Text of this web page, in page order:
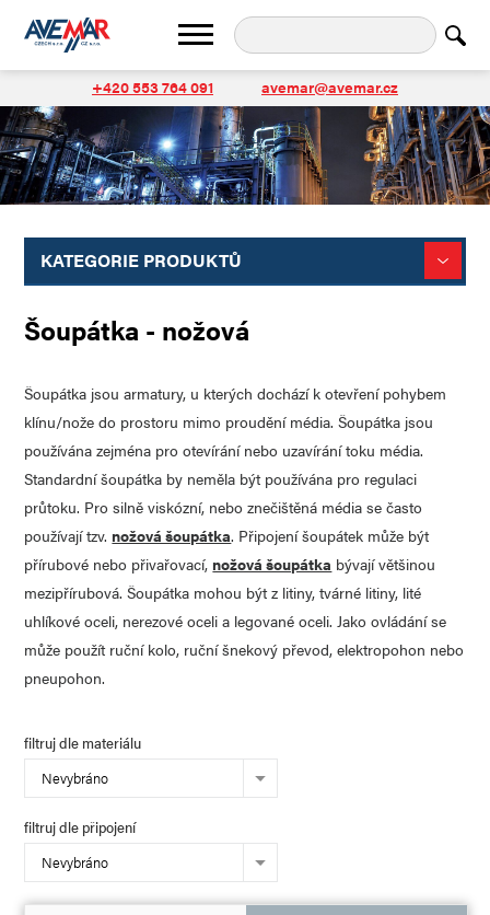
+420 553 764 091 avemar@avemar.cz
KATEGORIE PRODUKTŮ
Šoupátka - nožová
Šoupátka jsou armatury, u kterých dochází k otevření pohybem
klínu/nože do prostoru mimo proudění média. Šoupátka jsou
používána zejména pro otevírání nebo uzavírání toku média.
Standardní šoupátka by neměla být používána pro regulaci
průtoku. Pro silně viskózní, nebo znečištěná média se často
používají tzv. nožová šoupátka. Připojení šoupátek může být
přírubové nebo přivařovací, nožová šoupátka bývají většinou
mezipřírubová. Šoupátka mohou být z litiny, tvárné litiny, lité
uhlíkové oceli, nerezové oceli a legované oceli. Jako ovládání se
může použít ruční kolo, ruční šnekový převod, elektropohon nebo
pneupohon.
filtruj dle materiálu
Nevybráno
filtruj dle připojení
Nevybráno